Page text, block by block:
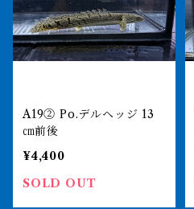
A19② Po.デルヘッジ 13
㎝前後
¥4,400
SOLD OUT